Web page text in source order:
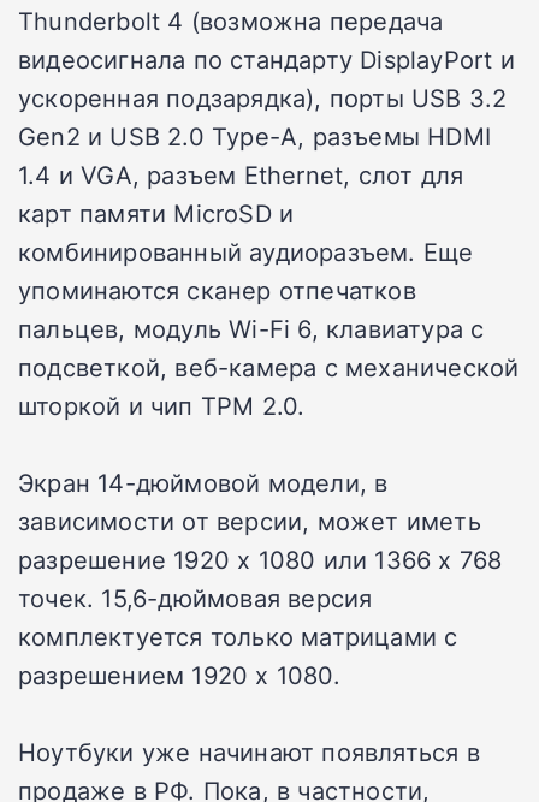
Thunderbolt 4 (возможна передача
видеосигнала по стандарту DisplayPort и
ускоренная подзарядка), порты USB 3.2
Gen2 и USB 2.0 Type-A, разъемы HDMI
1.4 и VGA, разъем Ethernet, слот для
карт памяти MicroSD и
комбинированный аудиоразъем. Еще
упоминаются сканер отпечатков
пальцев, модуль Wi-Fi 6, клавиатура с
подсветкой, веб-камера с механической
шторкой и чип TPM 2.0.
Экран 14-дюймовой модели, в
зависимости от версии, может иметь
разрешение 1920 х 1080 или 1366 х 768
точек. 15,6-дюймовая версия
комплектуется только матрицами с
разрешением 1920 х 1080.
Ноутбуки уже начинают появляться в
продаже в РФ. Пока, в частности,